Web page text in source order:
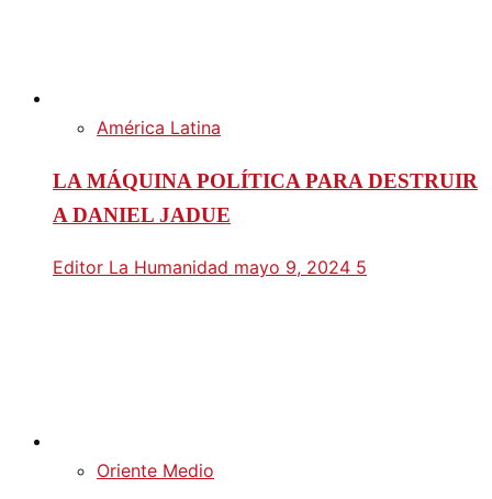
América Latina
LA MÁQUINA POLÍTICA PARA DESTRUIR
A DANIEL JADUE
Editor La Humanidad mayo 9, 2024 5
Oriente Medio